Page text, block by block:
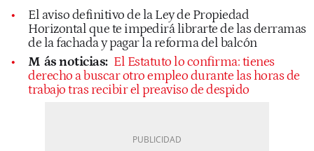
El aviso definitivo de la Ley de Propiedad
Horizontal que te impedirá librarte de las derramas
de la fachada y pagar la reforma del balcón
M ás noticias: El Estatuto lo confirma: tienes
derecho a buscar otro empleo durante las horas de
trabajo tras recibir el preaviso de despido